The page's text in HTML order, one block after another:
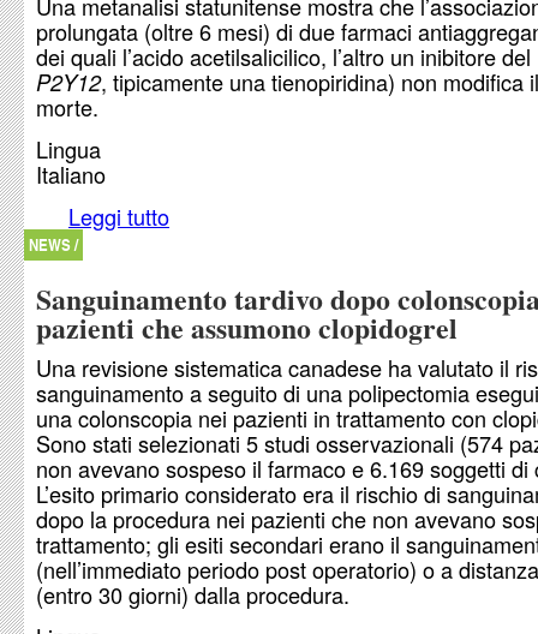
prolungata (oltre 6 mesi) di due farmaci
dei quali l’acido acetilsalicilico, l’altro un inibitore
P2Y12, tipicamente una tienopiridina) non modifica
morte.
Lingua
Italiano
Leggi tutto
NEWS /
Sanguinamento tardivo dopo
pazienti che assumono clopidogrel
Una revisione sistematica canadese ha valutato il
sanguinamento a seguito di una polipectomia
una colonscopia nei pazienti in trattamento con
Sono stati selezionati 5 studi osservazionali (574
non avevano sospeso il farmaco e 6.169 soggetti di
L’esito primario considerato era il rischio di
dopo la procedura nei pazienti che non avevano
trattamento; gli esiti secondari erano il
(nell’immediato periodo post operatorio) o a
(entro 30 giorni) dalla procedura.